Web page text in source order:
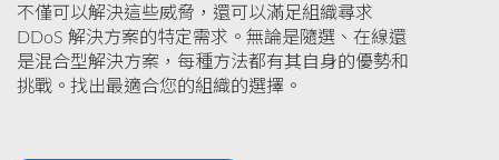
不僅可以解決這些威脅，還可以滿足組織尋求
DDoS 解決方案的特定需求。無論是隨選、在線還
是混合型解決方案，每種方法都有其自身的優勢和
挑戰。找出最適合您的組織的選擇。